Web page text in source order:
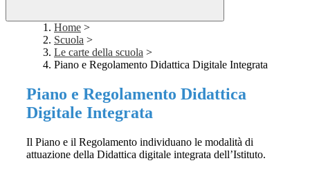
Home >
Scuola >
Le carte della scuola >
Piano e Regolamento Didattica Digitale Integrata
Piano e Regolamento Didattica
Digitale Integrata
Il Piano e il Regolamento individuano le modalità di
attuazione della Didattica digitale integrata dell’Istituto.